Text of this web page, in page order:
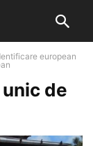
european
de